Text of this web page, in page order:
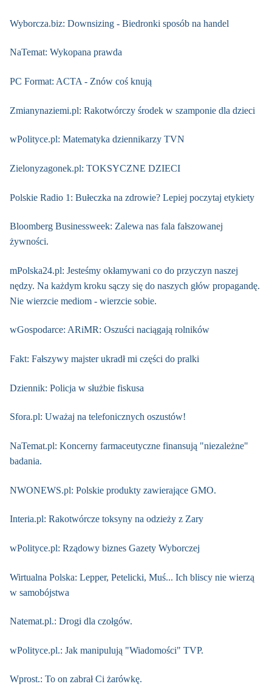
Wyborcza.biz: Downsizing - Biedronki sposób na handel
NaTemat: Wykopana prawda
PC Format: ACTA - Znów coś knują
Zmianynaziemi.pl: Rakotwórczy środek w szamponie dla dzieci
wPolityce.pl: Matematyka dziennikarzy TVN
Zielonyzagonek.pl: TOKSYCZNE DZIECI
Polskie Radio 1: Bułeczka na zdrowie? Lepiej poczytaj etykiety
Bloomberg Businessweek: Zalewa nas fala fałszowanej
żywności.
mPolska24.pl: Jesteśmy okłamywani co do przyczyn naszej
nędzy. Na każdym kroku sączy się do naszych głów propagandę.
Nie wierzcie mediom - wierzcie sobie.
wGospodarce: ARiMR: Oszuści naciągają rolników
Fakt: Fałszywy majster ukradł mi części do pralki
Dziennik: Policja w służbie fiskusa
Sfora.pl: Uważaj na telefonicznych oszustów!
NaTemat.pl: Koncerny farmaceutyczne finansują "niezależne"
badania.
NWONEWS.pl: Polskie produkty zawierające GMO.
Interia.pl: Rakotwórcze toksyny na odzieży z Zary
wPolityce.pl: Rządowy biznes Gazety Wyborczej
Wirtualna Polska: Lepper, Petelicki, Muś... Ich bliscy nie wierzą
w samobójstwa
Natemat.pl.: Drogi dla czołgów.
wPolityce.pl.: Jak manipulują "Wiadomości" TVP.
Wprost.: To on zabrał Ci żarówkę.